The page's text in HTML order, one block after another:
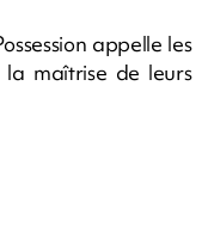
appelle les
maîtrise de leurs